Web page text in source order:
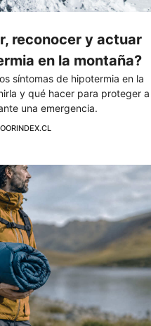
reconocer y actuar
en la montaña?
síntomas de hipotermia en la
y qué hacer para proteger a
una emergencia.